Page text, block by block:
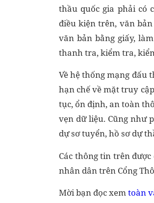
thầu quốc gia phải có
điều kiện trên, văn
văn bản bằng giấy,
thanh tra, kiểm tra,
Về hệ thống mạng đấu
hạn chế về mặt truy
tục, ổn định, an toàn
vẹn dữ liệu. Cũng như
dự sơ tuyển, hồ sơ dự
Các thông tin trên
nhân dân trên Cổng
Mời bạn đọc xemtoàn